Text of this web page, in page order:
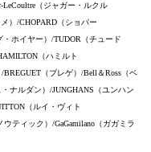
LeCoultre（ジャガー・ルクル
）/CHOPARD（ショパー
・ホイヤー）/TUDOR（チュード
（ハミルト
（ブレゲ）/Bell＆Ross（ベ
ナルダン）/JUNGHANS（ユンハン
（ルイ・ヴィト
ティック）/GaGamilano（ガガミラ